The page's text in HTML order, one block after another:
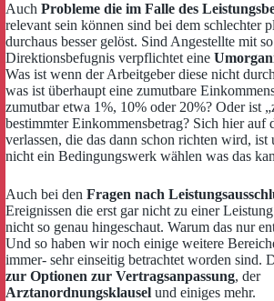
Auch Probleme die im Falle des
relevant sein können sind bei dem schlechter
durchaus besser gelöst. Sind Angestellte mit
Direktionsbefugnis verpflichtet eine
Was ist wenn der Arbeitgeber diese nicht
was ist überhaupt eine zumutbare
zumutbar etwa 1%, 10% oder 20%? Oder ist
bestimmter Einkommensbetrag? Sich hier auf
verlassen, die das dann schon richten wird,
nicht ein Bedingungswerk wählen was das
Auch bei den Fragen nach
Ereignissen die erst gar nicht zu einer
nicht so genau hingeschaut. Warum das nur
Und so haben wir noch einige weitere
immer- sehr einseitig betrachtet worden sind.
zur Optionen zur Vertragsanpassung, der
Arztanordnungsklausel und einiges mehr.